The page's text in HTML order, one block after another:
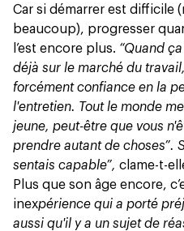
Car si démarrer est difficile
beaucoup), progresser
l’est encore plus. “Quand
déjà sur le marché du
forcément confiance en la
l'entretien. Tout le monde
jeune, peut-être que vous
prendre autant de choses”.
sentais capable”, clame-t-
Plus que son âge encore,
inexpérience qui a porté
aussi qu'il y a un sujet de